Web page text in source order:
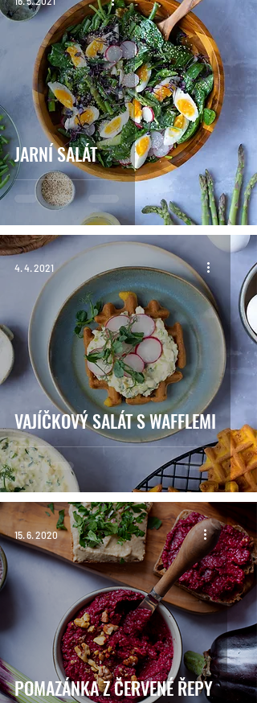
JARNÍ SALÁT
VAJÍČKOVÝ SALÁT S WAFFLEMI
4. 4. 2021
POMAZÁNKA Z ČERVENÉ ŘEPY
15. 6. 2020